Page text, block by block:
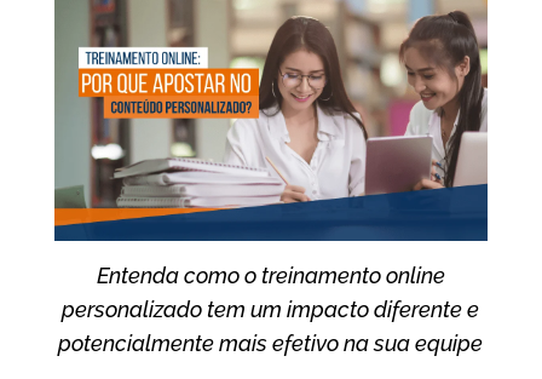
Entenda como o treinamento online
personalizado tem um impacto diferente e
potencialmente mais efetivo na sua equipe